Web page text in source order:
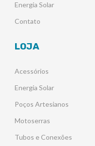
Energia Solar
Contato
LOJA
Acessórios
Energia Solar
Poços Artesianos
Motoserras
Tubos e Conexões